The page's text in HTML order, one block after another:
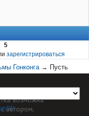
5
зарегистрироваться
Гонконга → Пусть
защищен
возможна
автором.